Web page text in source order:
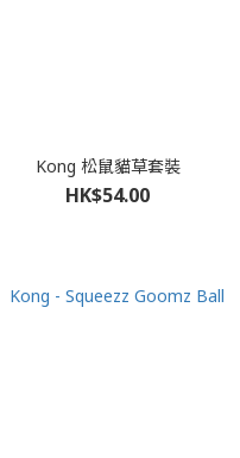
Kong 松鼠貓草套裝
HK$54.00